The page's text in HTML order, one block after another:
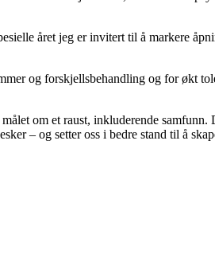
året jeg er invitert til å markere
og forskjellsbehandling og for økt
om et raust, inkluderende samfunn.
– og setter oss i bedre stand til å